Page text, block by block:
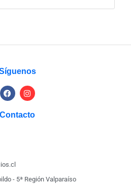
Contacto
- 5ª Región Valparaíso